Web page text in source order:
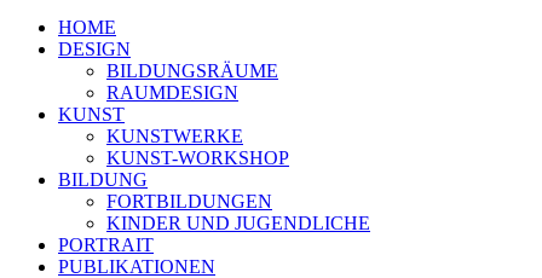
HOME
DESIGN
BILDUNGSRÄUME
RAUMDESIGN
KUNST
KUNSTWERKE
KUNST-WORKSHOP
BILDUNG
FORTBILDUNGEN
KINDER UND JUGENDLICHE
PORTRAIT
PUBLIKATIONEN